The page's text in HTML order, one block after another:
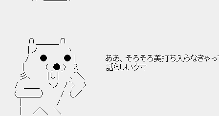
∩＿＿＿∩
| ノ ヽ
/ ● ● | ああ、そろそろ美打ち入らなきゃっ
| ( _●_) ミ 話らしいクマ
彡､ |∪| ､｀＼
/ ＿＿ ヽノ /´> )
(＿＿＿） / (_／
| /
| ／＼ ＼